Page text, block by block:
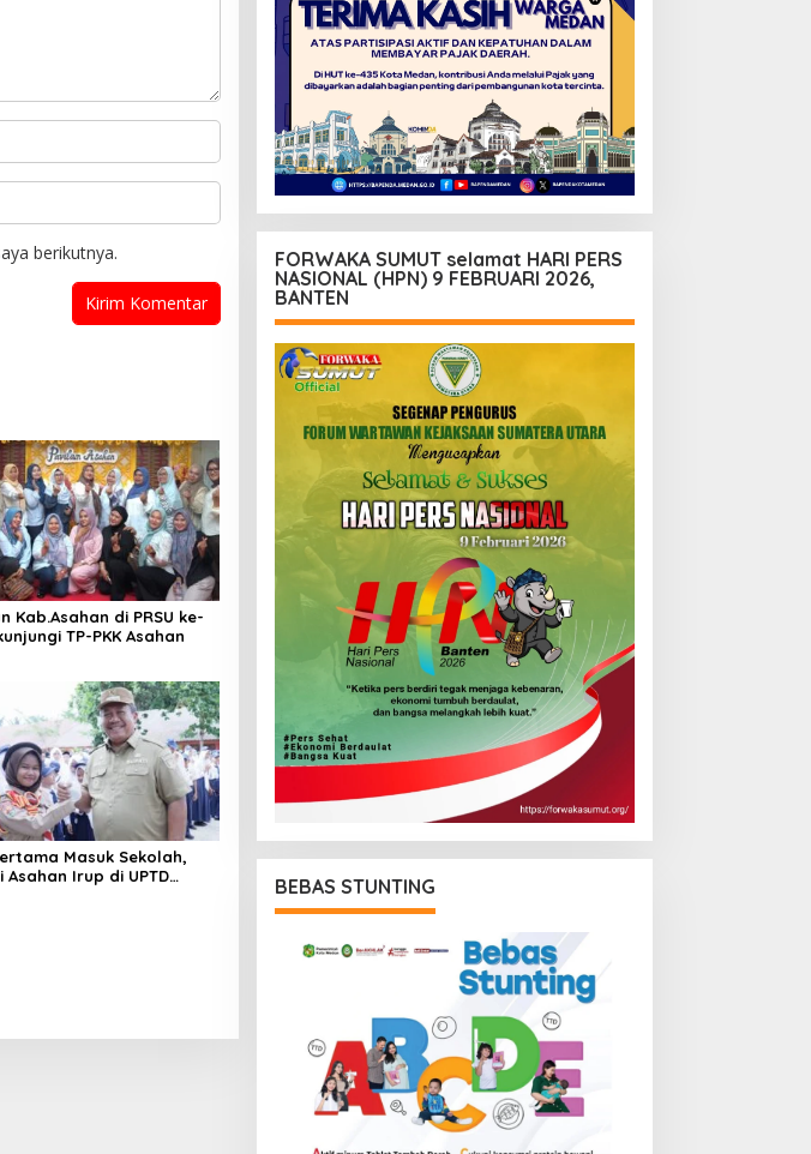
berikutnya.
Kab.Asahan di PRSU ke-
TP-PKK Asahan
Masuk Sekolah,
Asahan Irup di UPTD
FORWAKA SUMUT selamat HARI PERS
NASIONAL (HPN) 9 FEBRUARI 2026,
BANTEN
BEBAS STUNTING